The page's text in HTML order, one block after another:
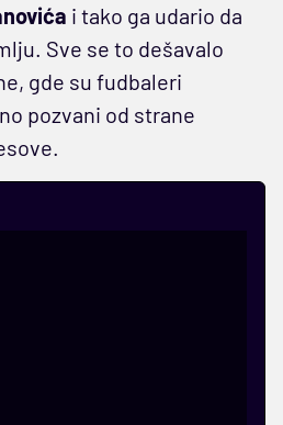
i tako ga udario da
Sve se to dešavalo
gde su fudbaleri
pozvani od strane